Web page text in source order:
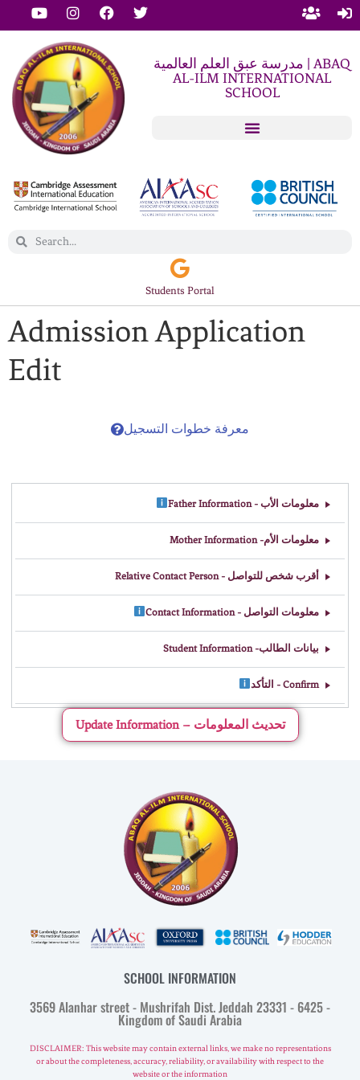
مدرسة عبق العلم العالمية | ABAQ
AL-ILM INTERNATIONAL
SCHOOL
Students Portal
Admission Application
Edit
معرفة خطوات التسجيل
معلومات الأب - Father Information
معلومات الأم- Mother Information
أقرب شخص للتواصل - Relative Contact Person
معلومات التواصل - Contact Information
بيانات الطالب- Student Information
Confirm - التأكد
Update Information – تحديث المعلومات
SCHOOL INFORMATION
3569 Alanhar street - Mushrifah Dist. Jeddah 23331 - 6425 -
Kingdom of Saudi Arabia
DISCLAIMER: This website may contain external links, we make no representations
or about the completeness, accuracy, reliability, or availability with respect to the
website or the information